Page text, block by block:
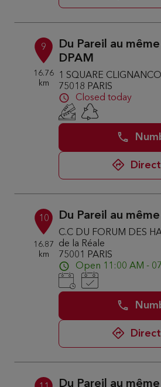
9
16.76
km
Du Pareil au
DPAM
1 SQUARE
75018 PARIS
Closed today
10
16.87
km
Du Pareil au même
C.C DU FORUM DES
de la Réale
75001 PARIS
Open 11:00 AM -
Du Pareil au